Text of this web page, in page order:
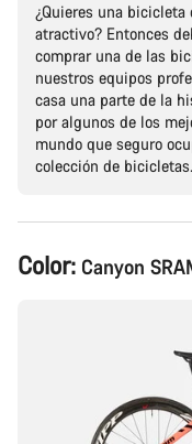
¿Quieres una
atractivo? Entonces
comprar una de las
nuestros equipos
casa una parte de la
por algunos de los
mundo que seguro
colección de bicicletas.
Configuración
del
Color: Canyon